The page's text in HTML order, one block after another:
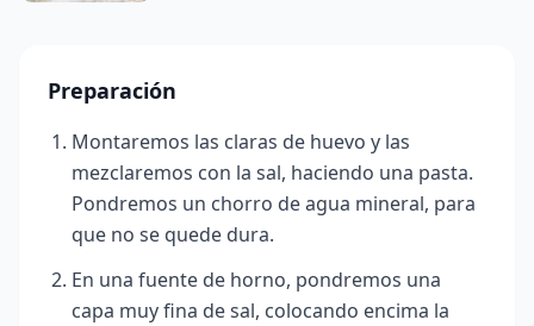
Preparación
Montaremos las claras de huevo y las
mezclaremos con la sal, haciendo una pasta.
Pondremos un chorro de agua mineral, para
que no se quede dura.
En una fuente de horno, pondremos una
capa muy fina de sal, colocando encima la